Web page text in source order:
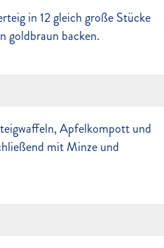
in 12 gleich große Stücke
goldbraun backen.
Apfelkompott und
mit Minze und